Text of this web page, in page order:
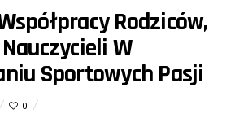
Rodziców,
W
Sportowych Pasji
0